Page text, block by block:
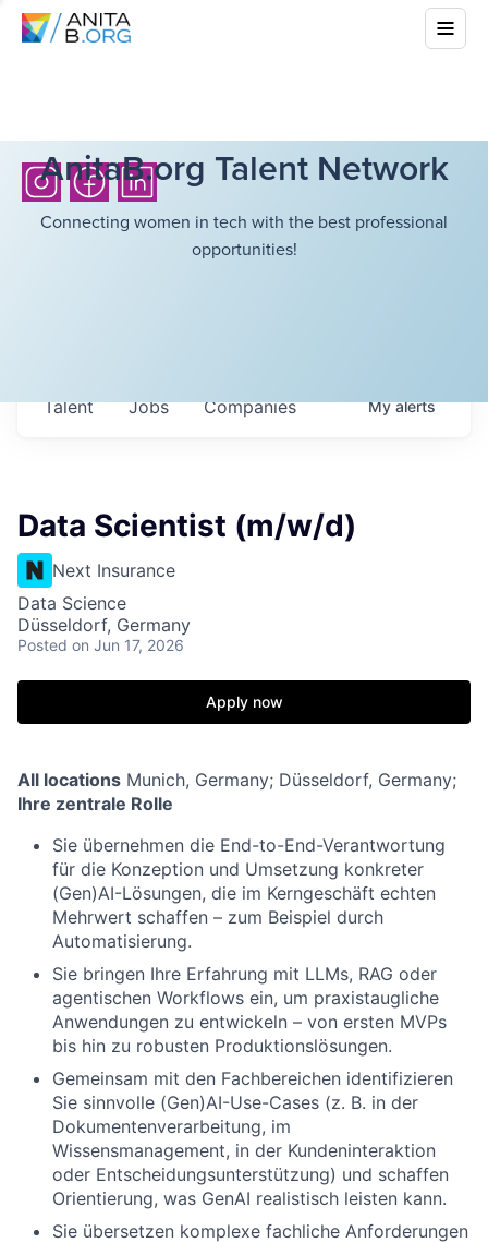
AnitaB.org Talent Network
Connecting women in tech with the best professional
opportunities!
Jobs Companies
Talent Myalerts
Data Scientist (m/w/d)
Next Insurance
Data Science
Düsseldorf, Germany
Posted on Jun 17, 2026
Apply now
All locations Munich, Germany; Düsseldorf, Germany;
Ihre zentrale Rolle
Sie übernehmen die End-to-End-Verantwortung
für die Konzeption und Umsetzung konkreter
(Gen)AI-Lösungen, die im Kerngeschäft echten
Mehrwert schaffen – zum Beispiel durch
Automatisierung.
Sie bringen Ihre Erfahrung mit LLMs, RAG oder
agentischen Workflows ein, um praxistaugliche
Anwendungen zu entwickeln – von ersten MVPs
bis hin zu robusten Produktionslösungen.
Gemeinsam mit den Fachbereichen identifizieren
Sie sinnvolle (Gen)AI-Use-Cases (z. B. in der
Dokumentenverarbeitung, im
Wissensmanagement, in der Kundeninteraktion
oder Entscheidungsunterstützung) und schaffen
Orientierung, was GenAI realistisch leisten kann.
Sie übersetzen komplexe fachliche Anforderungen